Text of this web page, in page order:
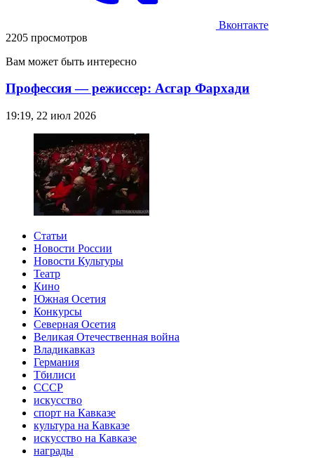
Вконтакте
2205 просмотров
Вам может быть интересно
Профессия — режиссер: Асгар Фархади
19:19, 22 июл 2026
Статьи
Новости России
Новости Культуры
Театр
Кино
Южная Осетия
Конкурсы
Северная Осетия
Великая Отечественная война
Владикавказ
Германия
Тбилиси
СССР
искусство
спорт на Кавказе
культура на Кавказе
искусство на Кавказе
награды